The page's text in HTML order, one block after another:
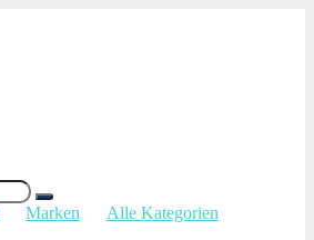
Marken Alle Kategorien